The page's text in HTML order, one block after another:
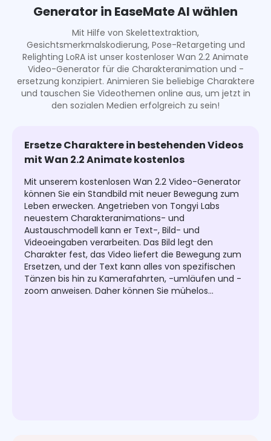
Generator in EaseMate AI wählen
Mit Hilfe von Skelettextraktion,
Gesichtsmerkmalskodierung, Pose-Retargeting und
Relighting LoRA ist unser kostenloser Wan 2.2 Animate
Video-Generator für die Charakteranimation und -
ersetzung konzipiert. Animieren Sie beliebige Charaktere
und tauschen Sie Videothemen online aus, um jetzt in
den sozialen Medien erfolgreich zu sein!
Ersetze Charaktere in bestehenden Videos
mit Wan 2.2 Animate kostenlos
Mit unserem kostenlosen Wan 2.2 Video-Generator
können Sie ein Standbild mit neuer Bewegung zum
Leben erwecken. Angetrieben von Tongyi Labs
neuestem Charakteranimations- und
Austauschmodell kann er Text-, Bild- und
Videoeingaben verarbeiten. Das Bild legt den
Charakter fest, das Video liefert die Bewegung zum
Ersetzen, und der Text kann alles von spezifischen
Tänzen bis hin zu Kamerafahrten, -umläufen und -
zoom anweisen. Daher können Sie mühelos